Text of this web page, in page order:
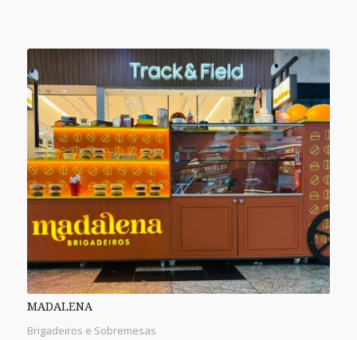
MADALENA
Brigadeiros e Sobremesas